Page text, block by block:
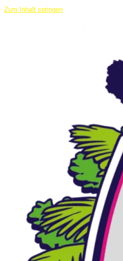
Zum Inhalt springen